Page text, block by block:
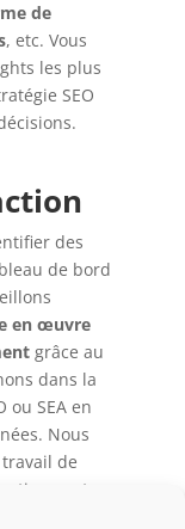
de
, etc. Vous
les plus
SEO
des
de bord
en œuvre
grâce au
dans la
ou SEA en
Nous
de
et